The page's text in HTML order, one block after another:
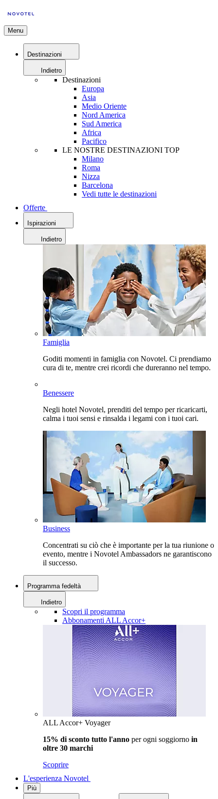
Menu
Destinazioni
Indietro
Destinazioni
Europa
Asia
Medio Oriente
Nord America
Sud America
Africa
Pacifico
LE NOSTRE DESTINAZIONI TOP
Milano
Roma
Nizza
Barcelona
Vedi tutte le destinazioni
Offerte
Ispirazioni
Indietro
Famiglia
Goditi momenti in famiglia con Novotel. Ci prendiamo
cura di te, mentre crei ricordi che dureranno nel tempo.
Benessere
Negli hotel Novotel, prenditi del tempo per ricaricarti,
calma i tuoi sensi e rinsalda i legami con i tuoi cari.
Business
Concentrati su ciò che è importante per la tua riunione o
evento, mentre i Novotel Ambassadors ne garantiscono
il successo.
Programma fedeltà
Indietro
Scopri il programma
Abbonamenti ALL Accor+
ALL Accor+ Voyager
15% di sconto tutto l'anno per ogni soggiorno in
oltre 30 marchi
Scoprire
L'esperienza Novotel
Più